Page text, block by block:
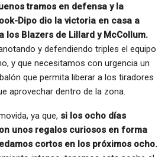
tramos en defensa y la
Dipo dio la victoria en casa a
los Blazers de Lillard y McCollum.
y defendiendo triples el equipo
y que necesitamos con urgencia un
que permita liberar a los tiradores
aprovechar dentro de la zona.
ya que, si los ocho días
unos regalos curiosos en forma
cortos en los próximos ocho.